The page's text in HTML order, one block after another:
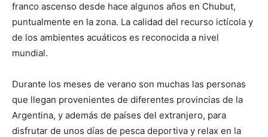
franco ascenso desde hace algunos años en Chubut,
puntualmente en la zona. La calidad del recurso ictícola y
de los ambientes acuáticos es reconocida a nivel
mundial.
Durante los meses de verano son muchas las personas
que llegan provenientes de diferentes provincias de la
Argentina, y además de países del extranjero, para
disfrutar de unos días de pesca deportiva y relax en la